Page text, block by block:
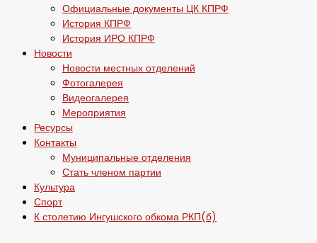
Официальные документы ЦК КПРФ
История КПРФ
История ИРО КПРФ
Новости
Новости местных отделений
Фотогалерея
Видеогалерея
Мероприятия
Ресурсы
Контакты
Муниципальные отделения
Стать членом партии
Культура
Спорт
К столетию Ингушского обкома РКП(б)